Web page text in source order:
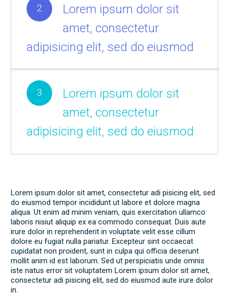
2
Lorem ipsum dolor sit
amet, consectetur
adipisicing elit, sed do eiusmod
3
Lorem ipsum dolor sit
amet, consectetur
adipisicing elit, sed do eiusmod
Lorem ipsum dolor sit amet, consectetur adi pisicing elit, sed
do eiusmod tempor incididunt ut labore et dolore magna
aliqua. Ut enim ad minim veniam, quis exercitation ullamco
laboris nisiut aliquip ex ea commodo consequat. Duis aute
irure dolor in reprehenderit in voluptate velit esse cillum
dolore eu fugiat nulla pariatur. Excepteur sint occaecat
cupidatat non proident, sunt in culpa qui officia deserunt
mollit anim id est laborum. Sed ut perspiciatis unde omnis
iste natus error sit voluptatem Lorem ipsum dolor sit amet,
consectetur adi pisicing elit, sed do eiusmod aute irure dolor
in.